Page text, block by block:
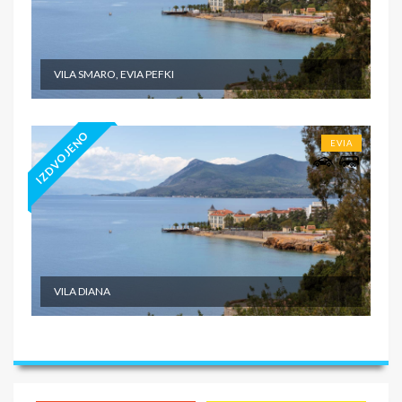
VILA SMARO, EVIA PEFKI
IZDVOJENO EVIA
VILA DIANA